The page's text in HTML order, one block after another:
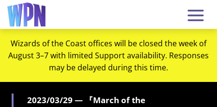
Wizards of the Coast offices will be closed the week of
August 3–7 with limited Support availability. Responses
may be delayed during this time.
2023/03/29 — 『March of the